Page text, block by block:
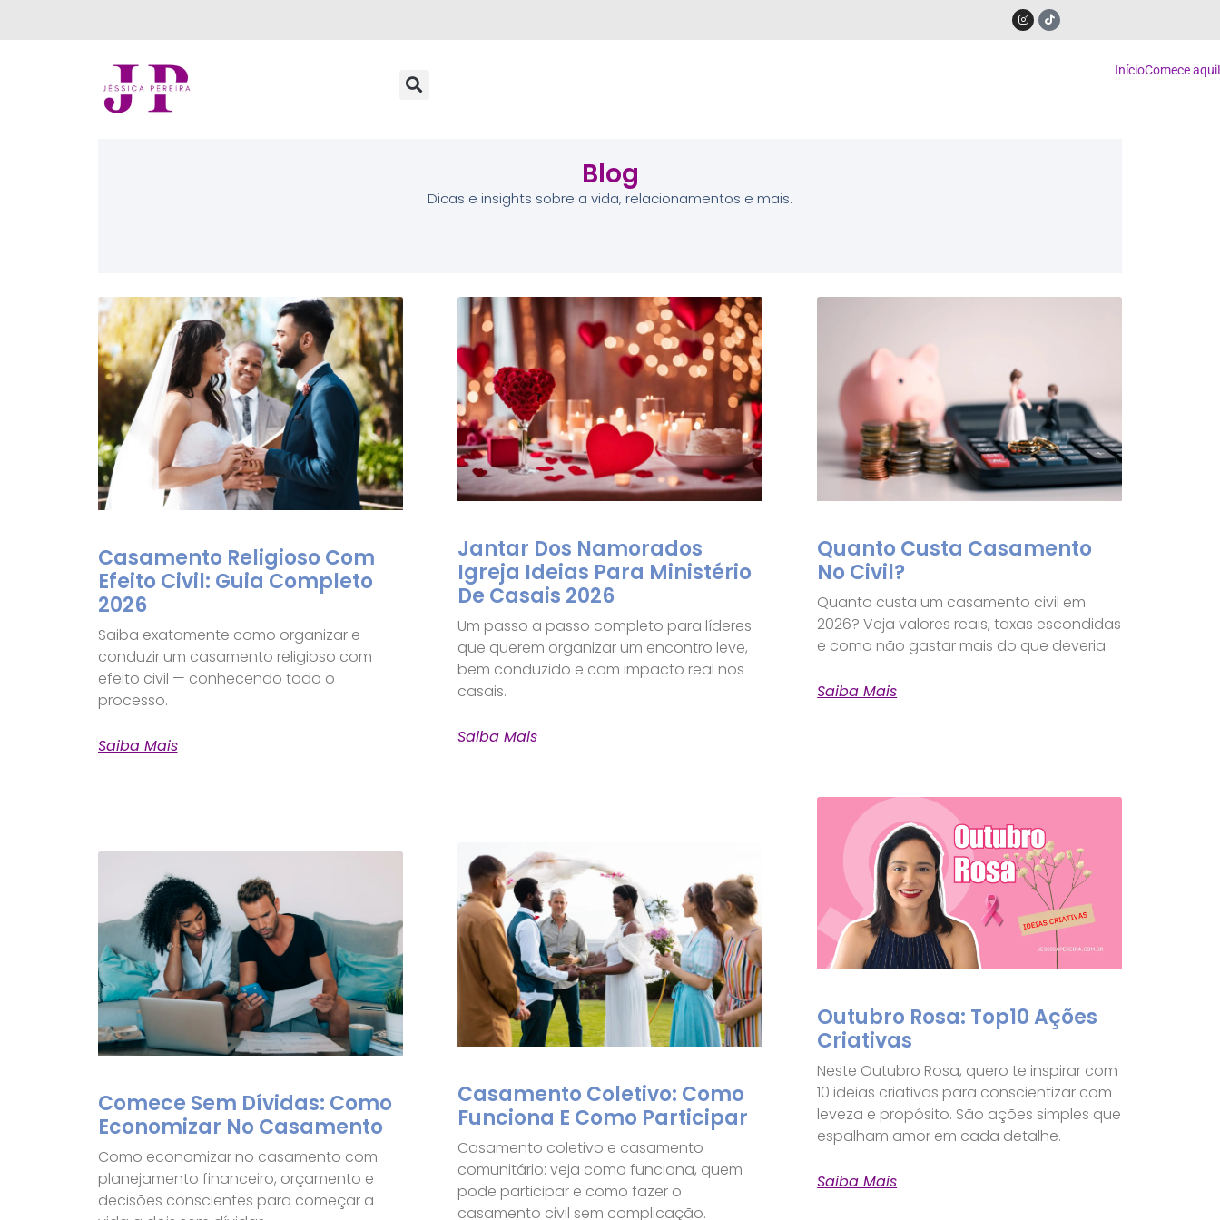
InícioComece aqui
Blog
Dicas e insights sobre a vida, relacionamentos e mais.
Casamento Religioso Com
Efeito Civil: Guia Completo
2026
Saiba exatamente como organizar e
conduzir um casamento religioso com
efeito civil — conhecendo todo o
processo.
Saiba Mais
Jantar Dos Namorados
Igreja Ideias Para Ministério
De Casais 2026
Um passo a passo completo para líderes
que querem organizar um encontro leve,
bem conduzido e com impacto real nos
casais.
Saiba Mais
Quanto Custa Casamento
No Civil?
Quanto custa um casamento civil em
2026? Veja valores reais, taxas escondidas
e como não gastar mais do que deveria.
Saiba Mais
Comece Sem Dívidas: Como
Economizar No Casamento
Como economizar no casamento com
planejamento financeiro, orçamento e
decisões conscientes para começar a
Casamento Coletivo: Como
Funciona E Como Participar
Casamento coletivo e casamento
comunitário: veja como funciona, quem
pode participar e como fazer o
casamento civil sem complicação.
Outubro Rosa: Top10 Ações
Criativas
Neste Outubro Rosa, quero te inspirar com
10 ideias criativas para conscientizar com
leveza e propósito. São ações simples que
espalham amor em cada detalhe.
Saiba Mais